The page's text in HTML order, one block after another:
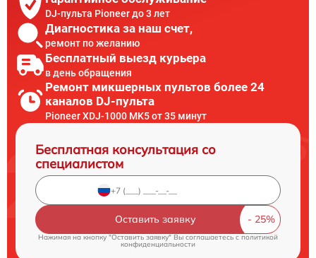
DJ-пульта Pioneer до 3 лет
Диагностика за наш счет,
ремонт по желанию
Бесплатный выезд курьера
в день обращения
Ремонт микшерных пультов более 24
каналов DJ-пульта
Pioneer XDJ-1000 MK5 от 35 минут
Бесплатная консультация со
специалистом
Оставить заявку
Нажимая на кнопку "Оставить заявку" Вы соглашаетесь c политикой
конфиденциальности